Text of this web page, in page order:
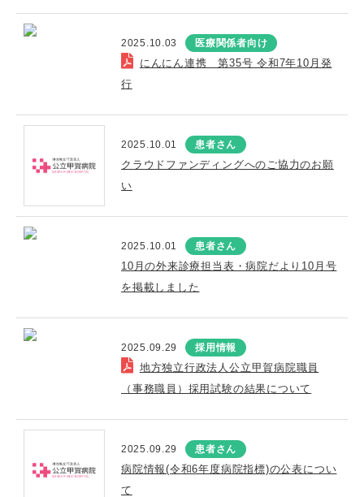
2025.10.03 医療関係者向け
にんにん連携 第35号 令和7年10月発
行
2025.10.01 患者さん
クラウドファンディングへのご協力のお願
い
2025.10.01 患者さん
10月の外来診療担当表・病院だより10月号
を掲載しました
2025.09.29 採用情報
地方独立行政法人公立甲賀病院職員
（事務職員）採用試験の結果について
2025.09.29 患者さん
病院情報(令和6年度病院指標)の公表につい
て